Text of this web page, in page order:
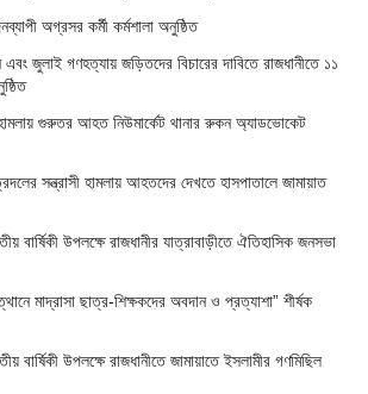
অগ্রসর কর্মী কর্মশালা অনুষ্ঠিত
জুলাই গণহত্যায় জড়িতদের বিচারের দাবিতে রাজধানীতে ১১
গুরুতর আহত নিউমার্কেট থানার রুকন অ্যাডভোকেট
সন্ত্রাসী হামলায় আহতদের দেখতে হাসপাতালে জামায়াত
বার্ষিকী উপলক্ষে রাজধানীর যাত্রাবাড়ীতে ঐতিহাসিক জনসভা
মাদ্রাসা ছাত্র-শিক্ষকদের অবদান ও প্রত্যাশা” শীর্ষক
বার্ষিকী উপলক্ষে রাজধানীতে জামায়াতে ইসলামীর গণমিছিল